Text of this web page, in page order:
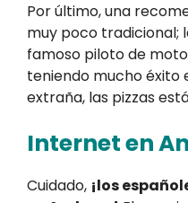
Por último, una
muy poco tradicional;
famoso piloto de
teniendo mucho éxito
extraña, las pizzas
Internet en
Cuidado, ¡los